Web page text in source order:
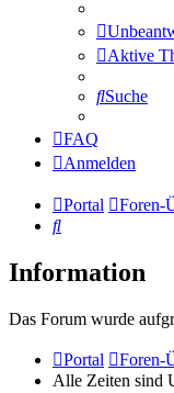
Aktive
Suche
FAQ
Anmelden
Portal
Foren-
Suche
Information
Das Forum wurde
Portal
Foren-
Alle Zeiten sind